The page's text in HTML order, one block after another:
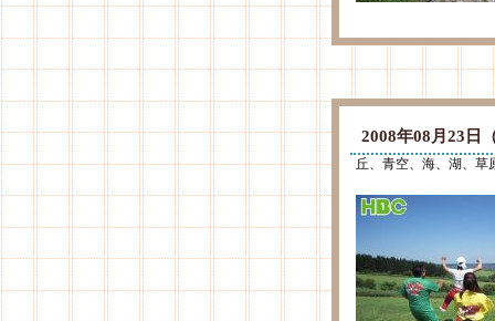
2008年08月23
丘、青空、海、湖、草